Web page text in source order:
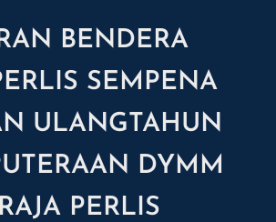
BENDERA
SEMPENA
ULANGTAHUN
DYMM
PERLIS